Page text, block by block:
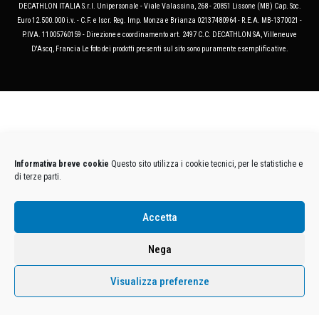
Informativa breve cookie Questo sito utilizza i cookie tecnici, per le statistiche e
di terze parti.
Accetta
Nega
Visualizza preferenze
DECATHLON ITALIA S.r.l. Unipersonale - Viale Valassina, 268 - 20851 Lissone (MB) Cap. Soc.
Euro 12.500.000 i.v. - C.F. e Iscr. Reg. Imp. Monza e Brianza 02137480964 - R.E.A. MB-1370021 -
P.IVA. 11005760159 - Direzione e coordinamento art. 2497 C.C. DECATHLON SA, Villeneuve
D'Ascq, Francia Le foto dei prodotti presenti sul sito sono puramente esemplificative.